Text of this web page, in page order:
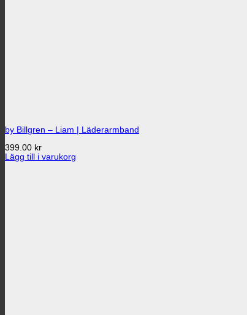
by Billgren – Liam | Läderarmband
399.00 kr
Lägg till i varukorg